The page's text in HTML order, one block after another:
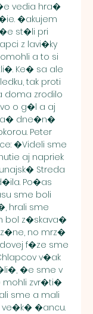
vedia hra�
�akujem
st�li pri
z lavi�ky
a to si
Ke� sa ale
tak proti
doma zrodilo
o g�l a aj
dne�n�
Peter
�Videli sme
aj napriek
Streda
Po�as
sme boli
hrali sme
bol z�skava�
no mrz�
f�ze sme
v�ak
�e sme v
zvr�ti�
sme a mali
�ancu.